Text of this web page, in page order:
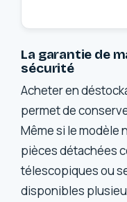
La garantie de
sécurité
Acheter en
permet de
Même si le modèle
pièces détachées
télescopiques ou
disponibles